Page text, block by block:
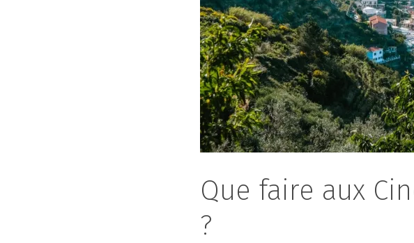
Que faire aux
?